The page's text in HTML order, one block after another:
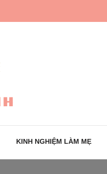
KINH NGHIỆM LÀM MẸ